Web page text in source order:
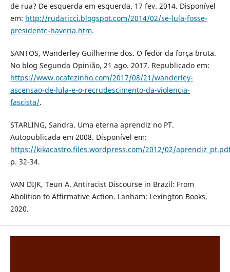
de rua? De esquerda em esquerda. 17 fev. 2014. Disponível
em: http://rudaricci.blogspot.com/2014/02/se-lula-fosse-
presidente-haveria.htm.
SANTOS, Wanderley Guilherme dos. O fedor da força bruta.
No blog Segunda Opinião, 21 ago. 2017. Republicado em:
https://www.ocafezinho.com/2017/08/21/wanderley-
ascensao-de-lula-e-o-recrudescimento-da-violencia-
fascista/.
STARLING, Sandra. Uma eterna aprendiz no PT.
Autopublicada em 2008. Disponível em:
https://kikacastro.files.wordpress.com/2012/02/
p. 32-34.
VAN DIJK, Teun A. Antiracist Discourse in Brazil: From
Abolition to Affirmative Action. Lanham: Lexington Books,
2020.